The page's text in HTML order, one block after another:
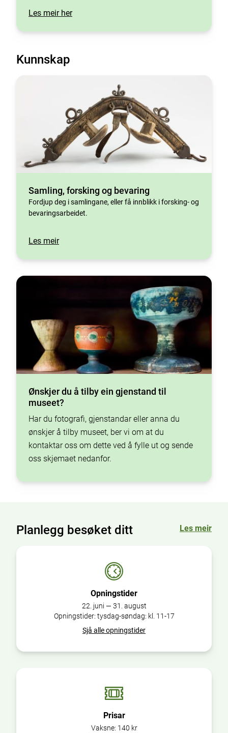
Les meir her
Kunnskap
Samling, forsking og bevaring
Fordjup deg i samlingane, eller få innblikk i forsking- og
bevaringsarbeidet.
Les meir
Ønskjer du å tilby ein gjenstand til
museet?
Har du fotografi, gjenstandar eller anna du
ønskjer å tilby museet, ber vi om at du
kontaktar oss om dette ved å fylle ut og sende
oss skjemaet nedanfor.
Planlegg besøket ditt Les meir
Opningstider
22. juni — 31. august
Opningstider: tysdag-søndag: kl. 11-17
Sjå alle opningstider
Prisar
Vaksne: 140 kr